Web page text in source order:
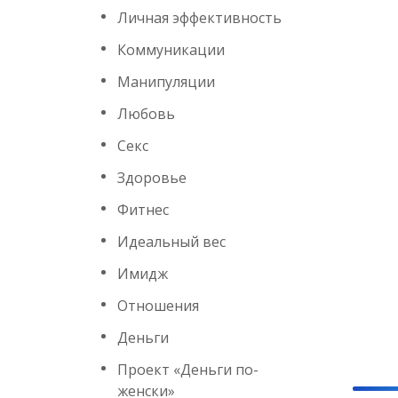
Личная эффективность
Коммуникации
Манипуляции
Любовь
Секс
Здоровье
Фитнес
Идеальный вес
Имидж
Отношения
Деньги
Проект «Деньги по-
женски»